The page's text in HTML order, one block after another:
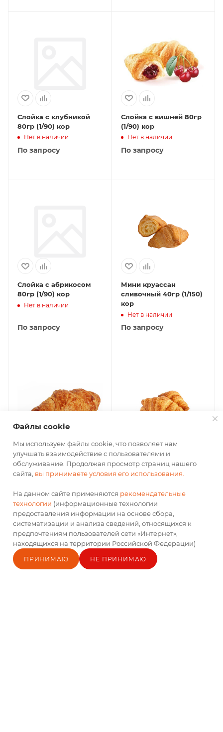
Слойка с клубникой
80гр (1/90) кор
Нет в наличии
По запросу
Слойка с вишней 80гр
(1/90) кор
Нет в наличии
По запросу
Слойка с абрикосом
80гр (1/90) кор
Нет в наличии
По запросу
Мини круассан
сливочный 40гр (1/150)
кор
Нет в наличии
По запросу
Круассан
классический 60гр
Нет в наличии
По запросу
Круассан с начинкой
со вкусом шоколада
Нет в наличии
По запросу
1 2 Все
Файлы cookie
Мы используем файлы cookie, что позволяет нам
улучшать взаимодействие с пользователями и
обслуживание. Продолжая просмотр страниц нашего
сайта, вы принимаете условия его использования.
На данном сайте применяются рекомендательные
технологии (информационные технологии
предоставления информации на основе сбора,
систематизации и анализа сведений, относящихся к
предпочтениям пользователей сети «Интернет»,
находящихся на территории Российской Федерации)
ПРИНИМАЮ
НЕ ПРИНИМАЮ
Главная
Каталог Кабинет Блог